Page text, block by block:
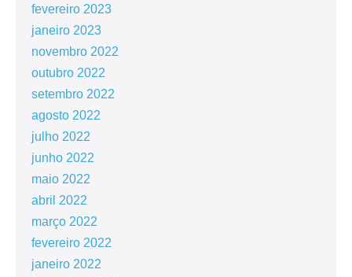
fevereiro 2023
janeiro 2023
novembro 2022
outubro 2022
setembro 2022
agosto 2022
julho 2022
junho 2022
maio 2022
abril 2022
março 2022
fevereiro 2022
janeiro 2022